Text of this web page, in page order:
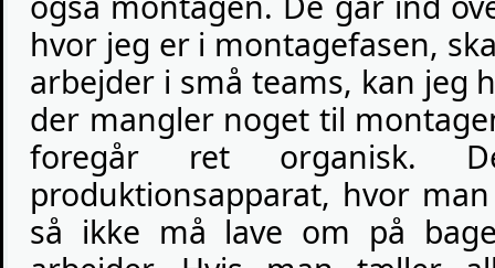
hvor jeg er i montagefasen,
arbejder i små teams, kan jeg
der mangler noget til
foregår ret organisk.
produktionsapparat, hvor
så ikke må lave om på